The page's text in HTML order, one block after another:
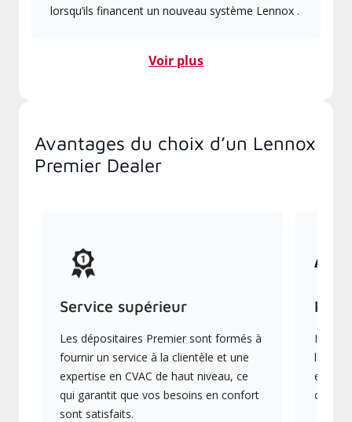
lorsqu’ils financent un nouveau système Lennox .
Voir plus
Avantages du choix d’un Lennox
Premier Dealer
Service supérieur
Les dépositaires Premier sont formés à
fournir un service à la clientèle et une
expertise en CVAC de haut niveau, ce
qui garantit que vos besoins en confort
sont satisfaits.
Ils
les
en